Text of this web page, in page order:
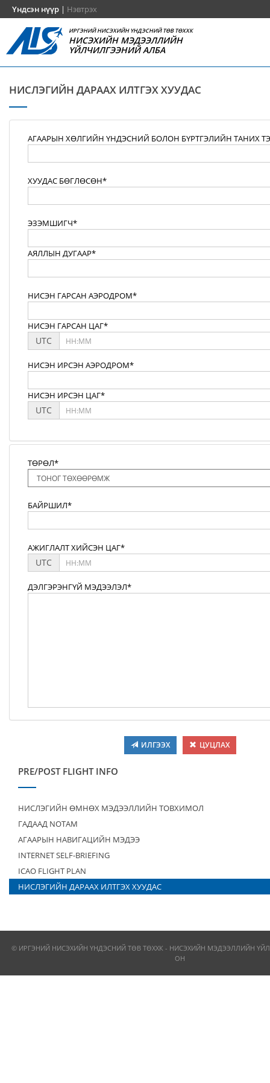
Үндсэн нүүр | Нэвтрэх
ИРГЭНИЙ НИСЭХИЙН ҮНДЭСНИЙ ТӨВ ТӨХХК
НИСЭХИЙН МЭДЭЭЛЛИЙН
ҮЙЛЧИЛГЭЭНИЙ АЛБА
НИСЛЭГИЙН ДАРААХ ИЛТГЭХ ХУУДАС
АГААРЫН ХӨЛГИЙН ҮНДЭСНИЙ БОЛОН БҮРТГЭЛИЙН ТАНИХ
ХУУДАС БӨГЛӨСӨН*
ЭЗЭМШИГЧ*
АЯЛЛЫН ДУГААР*
НИСЭН ГАРСАН АЭРОДРОМ*
НИСЭН ГАРСАН ЦАГ*
UTC
НИСЭН ИРСЭН АЭРОДРОМ*
НИСЭН ИРСЭН ЦАГ*
UTC
ТӨРӨЛ*
БАЙРШИЛ*
АЖИГЛАЛТ ХИЙСЭН ЦАГ*
UTC
ДЭЛГЭРЭНГҮЙ МЭДЭЭЛЭЛ*
ИЛГЭЭХ ЦУЦЛАХ
PRE/POST FLIGHT INFO
НИСЛЭГИЙН ӨМНӨХ МЭДЭЭЛЛИЙН ТОВХИМОЛ
ГАДААД NOTAM
АГААРЫН НАВИГАЦИЙН МЭДЭЭ
INTERNET SELF-BRIEFING
ICAO FLIGHT PLAN
НИСЛЭГИЙН ДАРААХ ИЛТГЭХ ХУУДАС
© ИРГЭНИЙ НИСЭХИЙН ҮНДЭСНИЙ ТӨВ ТӨХХК - НИСЭХИЙН МЭДЭЭЛЛИЙН
ОН